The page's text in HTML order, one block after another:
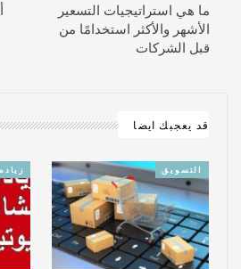
ما هي استراتيجيات التسعير
الأشهر والأكثر استخدامًا من
قبل الشركات
قد يعجبك ايضا
التسويق